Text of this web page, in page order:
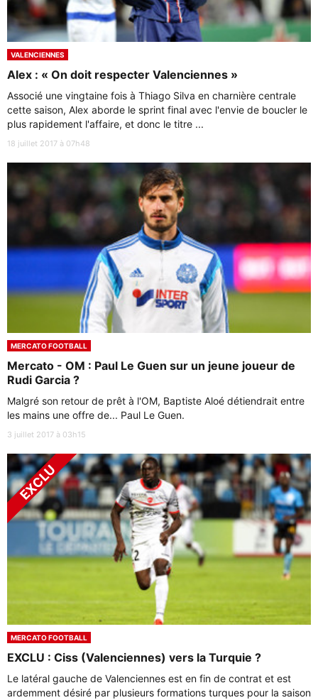
VALENCIENNES
Alex : « On doit respecter Valenciennes »
Associé une vingtaine fois à Thiago Silva en charnière centrale
cette saison, Alex aborde le sprint final avec l'envie de boucler le
plus rapidement l'affaire, et donc le titre ...
18 juillet 2017 à 07h48
MERCATO FOOTBALL
Mercato - OM : Paul Le Guen sur un jeune joueur de
Rudi Garcia ?
Malgré son retour de prêt à l'OM, Baptiste Aloé détiendrait entre
les mains une offre de... Paul Le Guen.
3 juillet 2017 à 03h15
MERCATO FOOTBALL
EXCLU : Ciss (Valenciennes) vers la Turquie ?
Le latéral gauche de Valenciennes est en fin de contrat et est
ardemment désiré par plusieurs formations turques pour la saison